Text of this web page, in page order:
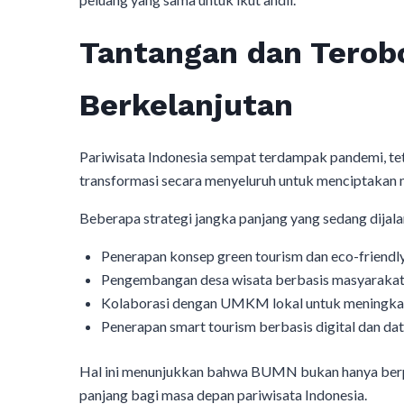
Tantangan dan
Berkelanjutan
Pariwisata Indonesia sempat terdampak pandemi,
transformasi secara menyeluruh untuk
Beberapa strategi jangka panjang yang sedang
Penerapan konsep green tourism dan eco-
Pengembangan desa wisata berbasis masyarakat
Kolaborasi dengan UMKM lokal untuk
Penerapan smart tourism berbasis digital dan
Hal ini menunjukkan bahwa BUMN bukan hanya
panjang bagi masa depan pariwisata Indonesia.